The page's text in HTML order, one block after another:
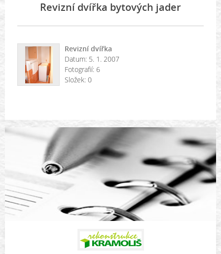
Revizní dvířka bytových jader
Revizní dvířka
Datum: 5. 1. 2007
Fotografií: 6
Složek: 0